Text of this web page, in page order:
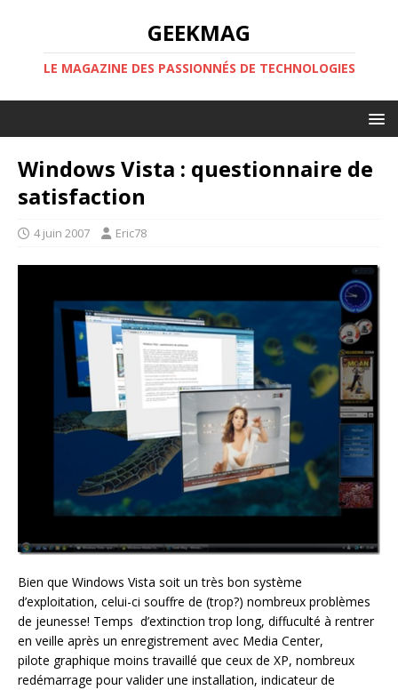
GEEKMAG
LE MAGAZINE DES PASSIONNÉS DE TECHNOLOGIES
Windows Vista : questionnaire de
satisfaction
4 juin 2007 Eric78
Bien que Windows Vista soit un très bon système
d’exploitation, celui-ci souffre de (trop?) nombreux problèmes
de jeunesse! Temps d’extinction trop long, diffuculté à rentrer
en veille après un enregistrement avec Media Center,
pilote graphique moins travaillé que ceux de XP, nombreux
redémarrage pour valider une installation, indicateur de